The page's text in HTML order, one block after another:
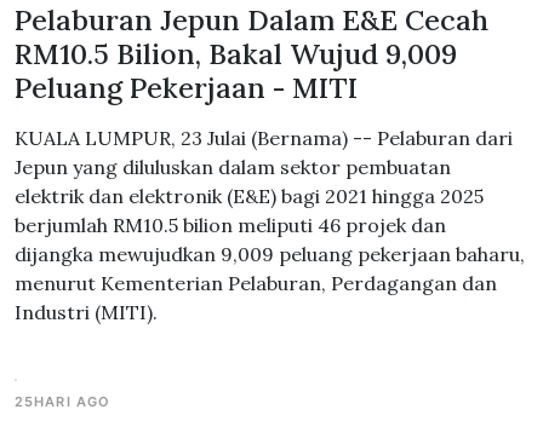
Pelaburan Jepun Dalam E&E Cecah
RM10.5 Bilion, Bakal Wujud 9,009
Peluang Pekerjaan - MITI
KUALA LUMPUR, 23 Julai (Bernama) -- Pelaburan dari
Jepun yang diluluskan dalam sektor pembuatan
elektrik dan elektronik (E&E) bagi 2021 hingga 2025
berjumlah RM10.5 bilion meliputi 46 projek dan
dijangka mewujudkan 9,009 peluang pekerjaan baharu,
menurut Kementerian Pelaburan, Perdagangan dan
Industri (MITI).
25HARI AGO